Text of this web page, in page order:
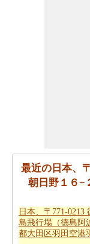
港（富士山静岡
あなたは、あな
久朝日野１６−
ら日本、〒421-
岡空港（富士山
最近の日本、
朝日野１６−
日本、〒771-
島飛行場（徳島阿
都大田区羽田空港